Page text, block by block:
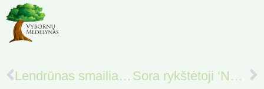
Lendrūnas smailiažiedis ‘Overdam’ Sora rykštėtoji ‘Northwind’